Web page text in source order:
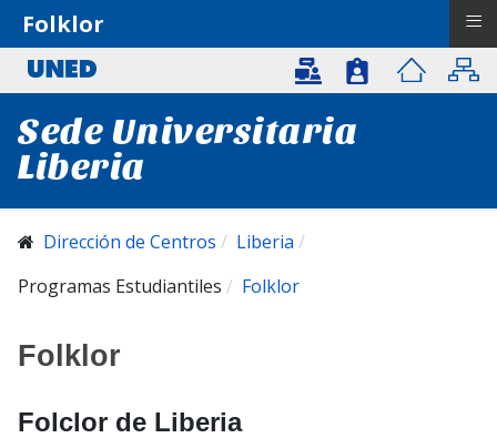
Sede Universitaria
Liberia
Dirección de Centros
Liberia
Programas Estudiantiles
Folklor
Folklor
Folclor de Liberia
Folklor ≡